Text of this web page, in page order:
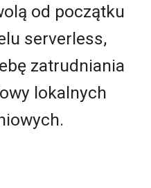
od początku
serverless,
zatrudniania
lokalnych